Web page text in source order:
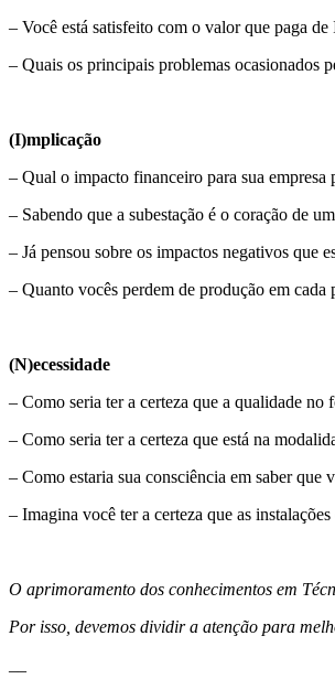
– Você está satisfeito com o valor que paga
– Quais os principais problemas ocasionados
(I)mplicação
– Qual o impacto financeiro para sua
– Sabendo que a subestação é o coração de
– Já pensou sobre os impactos negativos que
– Quanto vocês perdem de produção em cada
(N)ecessidade
– Como seria ter a certeza que a qualidade no
– Como seria ter a certeza que está na
– Como estaria sua consciência em saber
– Imagina você ter a certeza que as
O aprimoramento dos conhecimentos em
Por isso, devemos dividir a atenção para